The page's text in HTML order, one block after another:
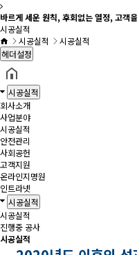
바르게 세운 원칙, 후회없는 열정, 고객
시공실적
시공실적
시공실적
헤더설정
시공실적
회사소개
사업분야
시공실적
안전관리
사회공헌
고객지원
온라인지명원
인트라넷
시공실적
시공실적
진행중 공사
시공실적